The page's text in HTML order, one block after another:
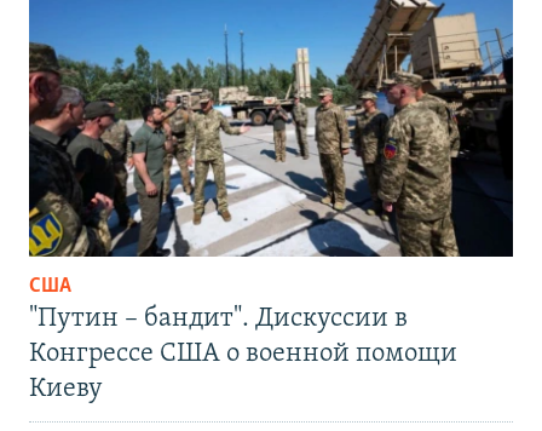
США
"Путин – бандит". Дискуссии в
Конгрессе США о военной помощи
Киеву